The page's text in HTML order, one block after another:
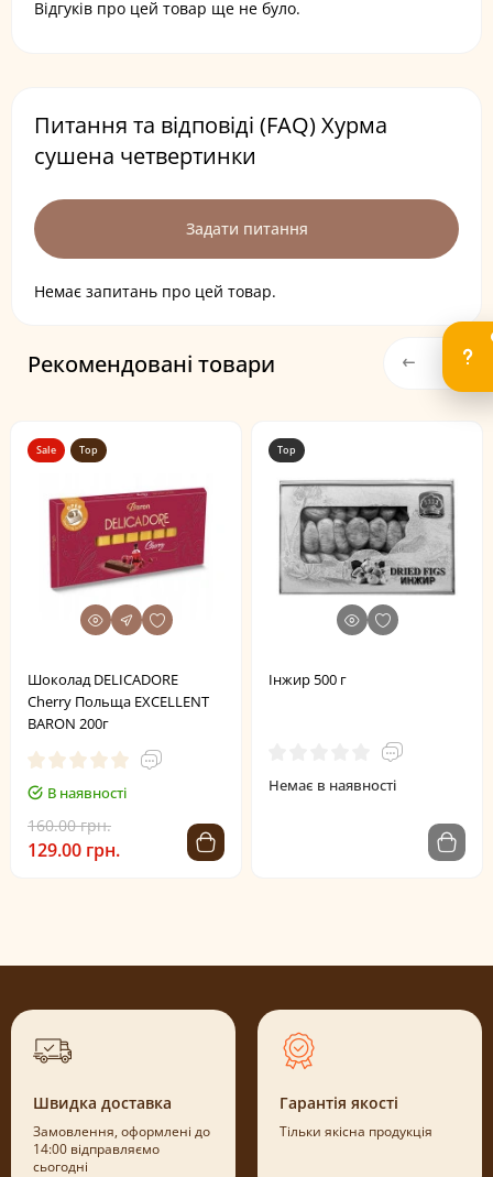
Відгуків про цей товар ще не було.
Питання та відповіді (FAQ) Хурма
сушена четвертинки
Задати питання
Немає запитань про цей товар.
Рекомендовані товари
Sale Top
Шоколад DELICADORE
Cherry Польща EXCELLENT
BARON 200г
В наявності
160.00 грн.
129.00 грн.
Top
Інжир 500 г
Немає в наявності
Швидка доставка
Замовлення, оформлені до
14:00 відправляємо
сьогодні
Гарантія якості
Тільки якісна продукція